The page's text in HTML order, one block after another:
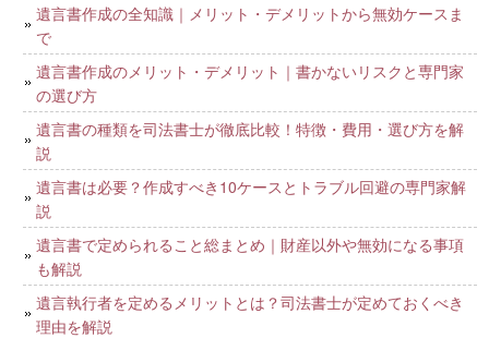
遺言書作成の全知識｜メリット・デメリットから無効ケースま
で
遺言書作成のメリット・デメリット｜書かないリスクと専門家
の選び方
遺言書の種類を司法書士が徹底比較！特徴・費用・選び方を解
説
遺言書は必要？作成すべき10ケースとトラブル回避の専門家解
説
遺言書で定められること総まとめ｜財産以外や無効になる事項
も解説
遺言執行者を定めるメリットとは？司法書士が定めておくべき
理由を解説